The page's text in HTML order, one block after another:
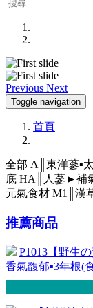
Previous Next
Toggle navigation
首頁
全部 A║東洋蔘▪
底 HA║人蔘►補
元氣食材 M1║漢
推薦商品
P1013【野生の
香氣馥郁▪3年根(